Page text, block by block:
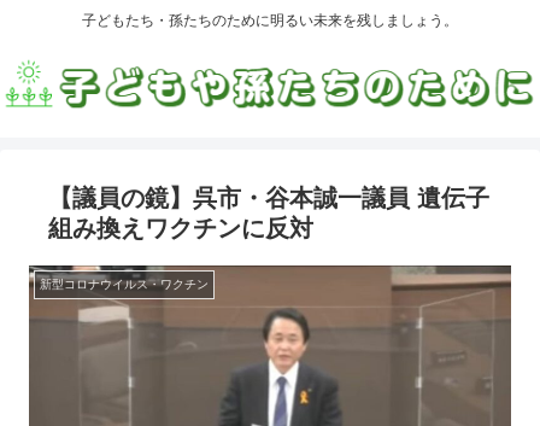
子どもたち・孫たちのために明るい未来を残しましょう。
【議員の鏡】呉市・谷本誠一議員 遺伝子
組み換えワクチンに反対
新型コロナウイルス・ワクチン